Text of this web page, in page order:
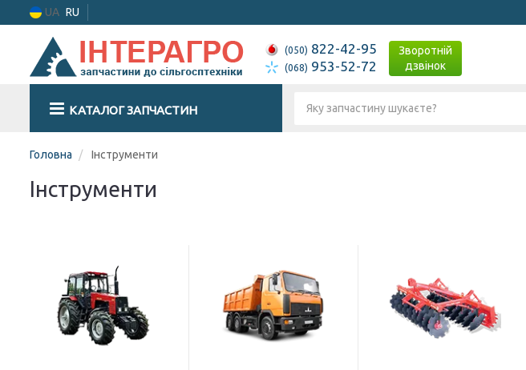
UA RU
(050) 822-42-95
(068) 953-52-72
Зворотній
дзвінок
КАТАЛОГ ЗАПЧАСТИН
Головна Інструменти
Інструменти